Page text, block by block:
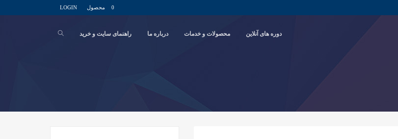
LOGIN 0 محصول
دوره های آنلاین محصولات و خدمات درباره ما راهنمای سایت و خرید